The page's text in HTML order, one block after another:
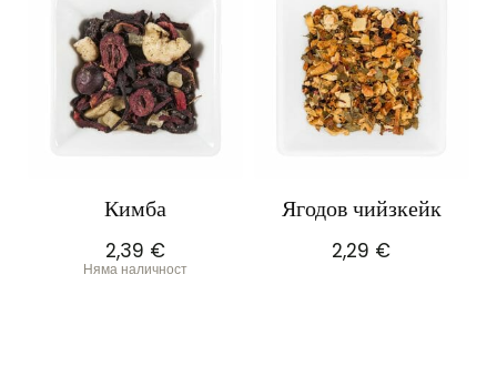
Кимба
2,39 €
Няма наличност
Ягодов чийзкейк
2,29 €